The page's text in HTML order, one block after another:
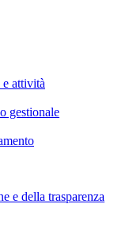
attività
gestionale
e della trasparenza